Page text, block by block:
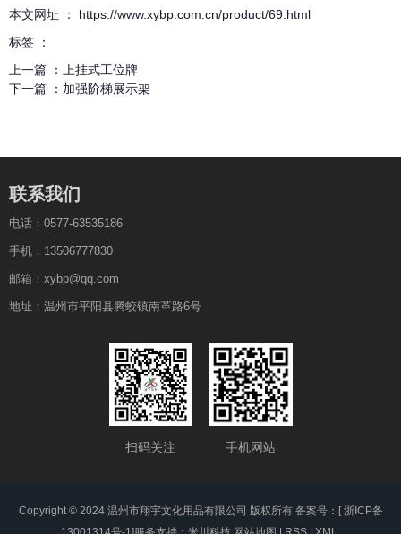
本文网址 ： https://www.xybp.com.cn/product/69.html
标签 ：
上一篇 ：
上挂式工位牌
下一篇 ： 加强阶梯展示架
联系我们
电话：0577-63535186
手机：13506777830
邮箱：xybp@qq.com
地址：温州市平阳县腾蛟镇南革路6号
扫码关注 手机网站
Copyright © 2024 温州市翔宇文化用品有限公司 版权所有 备案号：[浙ICP备